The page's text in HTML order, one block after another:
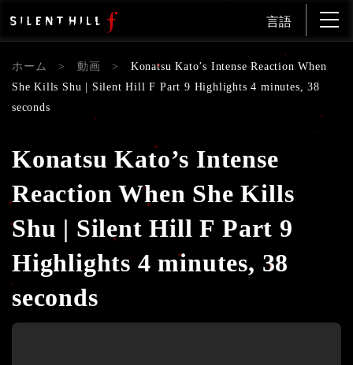
言語
ホーム > 動画 >
Konatsu Kato’s Intense Reaction When
She Kills Shu | Silent Hill F Part 9 Highlights 4 minutes, 38
seconds
Konatsu Kato’s Intense
Reaction When She Kills
Shu | Silent Hill F Part 9
Highlights 4 minutes, 38
seconds